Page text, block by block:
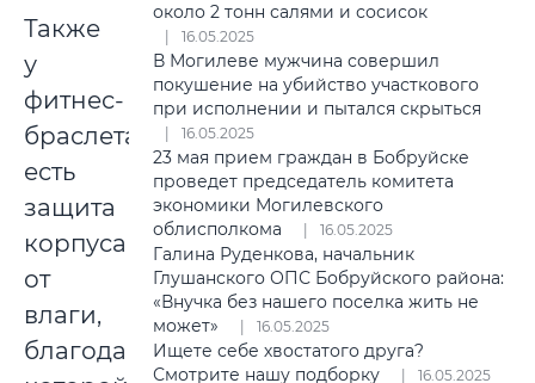
Также
у
фитнес-
браслета
есть
защита
корпуса
от
влаги,
благодаря
около 2 тонн салями и сосисок
16.05.2025
В Могилеве мужчина совершил
покушение на убийство участкового
при исполнении и пытался скрыться
16.05.2025
23 мая прием граждан в Бобруйске
проведет председатель комитета
экономики Могилевского
облисполкома
16.05.2025
Галина Руденкова, начальник
Глушанского ОПС Бобруйского района:
«Внучка без нашего поселка жить не
может»
16.05.2025
Ищете себе хвостатого друга?
Смотрите нашу подборку
16.05.2025